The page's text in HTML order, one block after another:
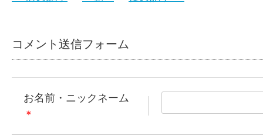
コメント送信フォーム
お名前・ニックネーム
＊